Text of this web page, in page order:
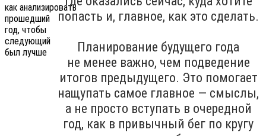
попасть и, главное, как это сделать.
Планирование будущего года
не менее важно, чем подведение
итогов предыдущего. Это помогает
нащупать самое главное — смыслы,
а не просто вступать в очередной
год, как в привычный бег по кругу